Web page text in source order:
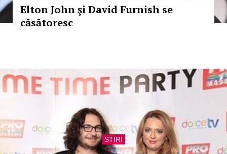
Elton John şi David Furnish se
căsătoresc
STIRI